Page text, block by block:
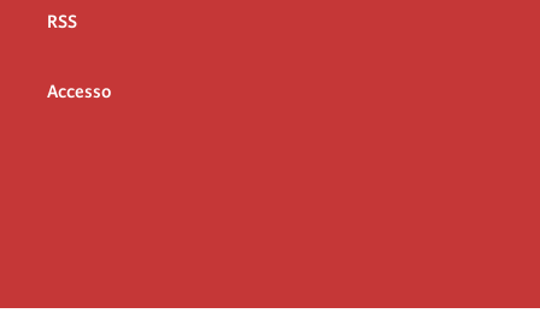
RSS
Accesso